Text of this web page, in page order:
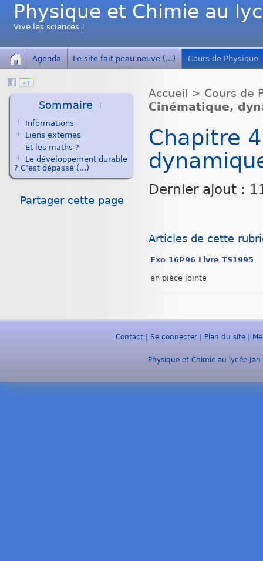
Physique et Chimie au
Vive les sciences !
Agenda Le site fait peau neuve (...) Cours de Physique
Accueil > Cours de
Cinématique,
Chapitre
Dernier ajout :
Articles de cette
Exo 16P96 Livre TS1995
en pièce jointe
Sommaire
Informations
Liens externes
Et les maths ?
Le développement durable
? C’est dépassé (...)
Partager cette page
Contact | Se connecter | Plan du site |
Physique et Chimie au lycée